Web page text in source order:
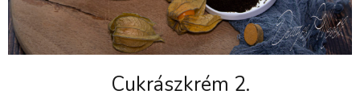
Cukrászkrém 2.